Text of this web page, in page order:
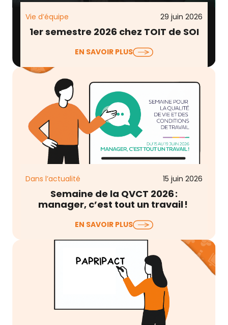
Vie d’équipe 29 juin 2026
1er semestre 2026 chez TOIT de SOI
Entre les engagements de fond (RSE, RGPD) et le
développement de nos offres et de notre réseau,
…
EN SAVOIR PLUS
Dans l’actualité 15 juin 2026
Semaine de la QVCT 2026 :
manager, c’est tout un travail !
La Semaine pour la Qualité de Vie et des
Conditions de Travail (QVCT) débute
aujourd’hui…
EN SAVOIR PLUS